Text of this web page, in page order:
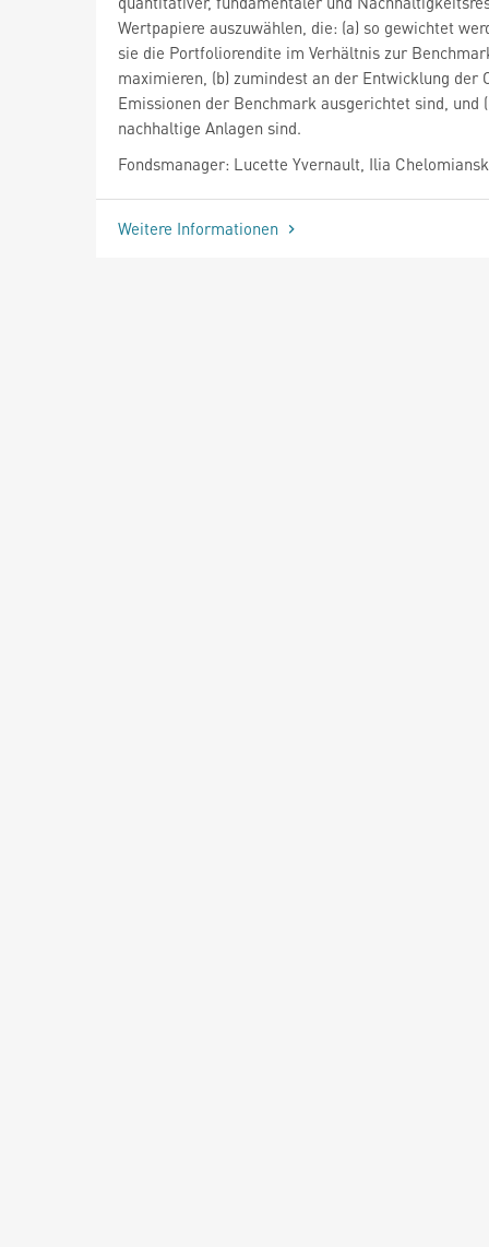
Wertpapiere auszuwählen, die: (a) so gewichtet
sie die Portfoliorendite im Verhältnis zur
maximieren, (b) zumindest an der Entwicklung der
Emissionen der Benchmark ausgerichtet sind, und
nachhaltige Anlagen sind.
Fondsmanager: Lucette Yvernault, Ilia
Weitere Informationen